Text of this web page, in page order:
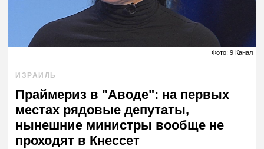
Фото: 9 Канал
ИЗРАИЛЬ
Праймериз в "Аводе": на первых
местах рядовые депутаты,
нынешние министры вообще не
проходят в Кнессет